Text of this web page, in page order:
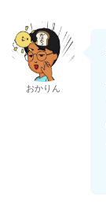
おかりん